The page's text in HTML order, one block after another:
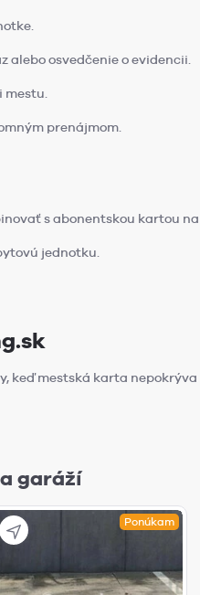
osvedčenie o evidencii.
prenájmom.
s abonentskou kartou
jednotku.
keď mestská karta
garáží
Ponúkam